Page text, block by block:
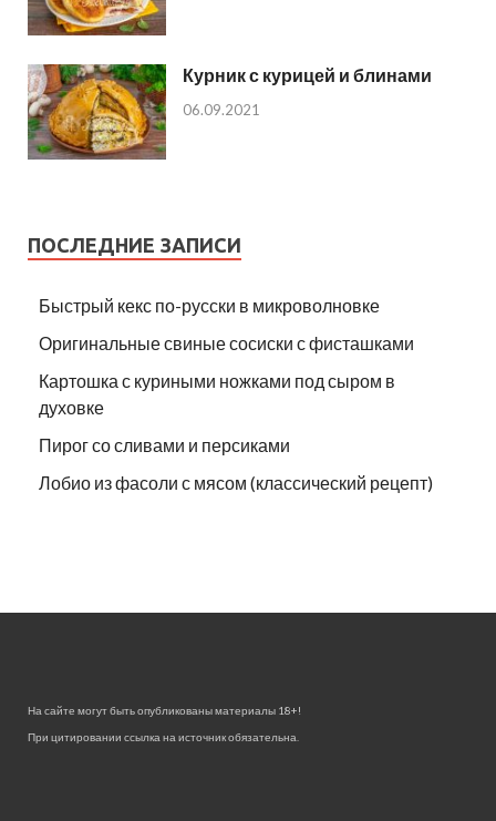
Курник с курицей и блинами
06.09.2021
ПОСЛЕДНИЕ ЗАПИСИ
Быстрый кекс по-русски в микроволновке
Оригинальные свиные сосиски с фисташками
Картошка с куриными ножками под сыром в
духовке
Пирог со сливами и персиками
Лобио из фасоли с мясом (классический рецепт)
На сайте могут быть опубликованы материалы 18+!
При цитировании ссылка на источник обязательна.